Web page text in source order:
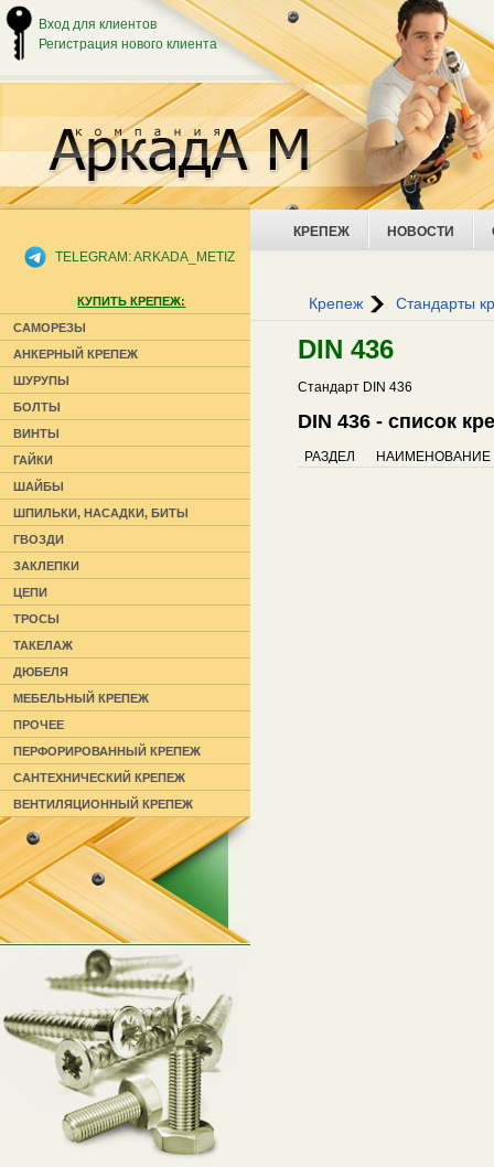
КРЕПЕЖ НОВОСТИ
Крепеж Стандарты
DIN 436
Стандарт DIN 436
DIN 436 - список
РАЗДЕЛ НАИМЕНОВАНИЕ
TELEGRAM: ARKADA_METIZ
КУПИТЬ КРЕПЕЖ:
САМОРЕЗЫ
АНКЕРНЫЙ КРЕПЕЖ
ШУРУПЫ
БОЛТЫ
ВИНТЫ
ГАЙКИ
ШАЙБЫ
ШПИЛЬКИ, НАСАДКИ, БИТЫ
ГВОЗДИ
ЗАКЛЕПКИ
ЦЕПИ
ТРОСЫ
ТАКЕЛАЖ
ДЮБЕЛЯ
МЕБЕЛЬНЫЙ КРЕПЕЖ
ПРОЧЕЕ
ПЕРФОРИРОВАННЫЙ КРЕПЕЖ
САНТЕХНИЧЕСКИЙ КРЕПЕЖ
ВЕНТИЛЯЦИОННЫЙ КРЕПЕЖ
Вход для клиентов
Регистрация нового клиента